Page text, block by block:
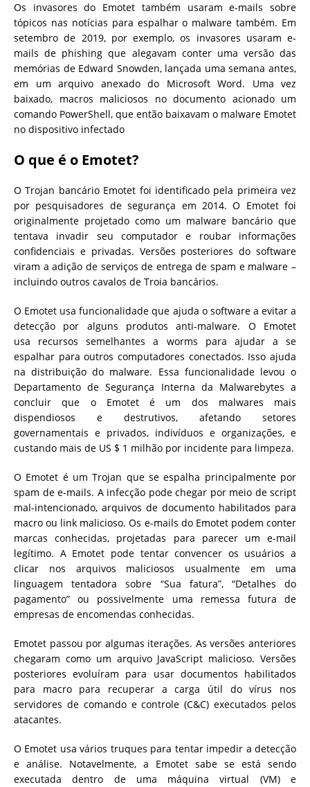
Os invasores do Emotet também usaram e-mails sobre
tópicos nas notícias para espalhar o malware também. Em
setembro de 2019, por exemplo, os invasores usaram e-
mails de phishing que alegavam conter uma versão das
memórias de Edward Snowden, lançada uma semana antes,
em um arquivo anexado do Microsoft Word. Uma vez
baixado, macros maliciosos no documento acionado um
comando PowerShell, que então baixavam o malware Emotet
no dispositivo infectado
O que é o Emotet?
OTrojan bancário Emotet foi identificado pela primeira vez
por pesquisadores de segurança em 2014. O Emotet foi
originalmente projetado como um malware bancário que
tentava invadir seu computador e roubar informações
confidenciais e privadas. Versões posteriores do software
viram a adição de serviços de entrega de spam e malware –
incluindo outros cavalos de Troia bancários.
O Emotet usa funcionalidade que ajuda o software a evitar a
detecção por alguns produtos anti-malware. O Emotet
usa recursos semelhantes a worms para ajudar a se
espalhar para outros computadores conectados. Isso ajuda
na distribuição do malware. Essa funcionalidade levou o
Departamento de Segurança Interna da Malwarebytes a
concluir que o Emotet é um dos malwares mais
dispendiosos e destrutivos, afetando setores
governamentais e privados, indivíduos e organizações, e
custando mais de US $ 1 milhão por incidente para limpeza.
O Emotet é um Trojan que se espalha principalmente por
spam de e-mails. A infecção pode chegar por meio de script
mal-intencionado, arquivos de documento habilitados para
macro ou link malicioso. Os e-mails do Emotet podem conter
marcas conhecidas, projetadas para parecer um e-mail
legítimo. A Emotet pode tentar convencer os usuários a
clicar nos arquivos maliciosos usualmente em uma
linguagem tentadora sobre “Sua fatura”, “Detalhes do
pagamento” ou possivelmente uma remessa futura de
empresas de encomendas conhecidas.
Emotet passou por algumas iterações. As versões anteriores
chegaram como um arquivo JavaScript malicioso. Versões
posteriores evoluíram para usar documentos habilitados
para macro para recuperar a carga útil do vírus nos
servidores de comando e controle (C&C) executados pelos
atacantes.
O Emotet usa vários truques para tentar impedir a detecção
e análise. Notavelmente, a Emotet sabe se está sendo
executada dentro de uma máquina virtual (VM) e